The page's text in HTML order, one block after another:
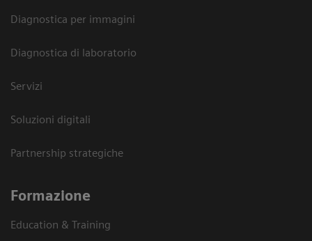
Diagnostica per immagini
Diagnostica di laboratorio
Servizi
Soluzioni digitali
Partnership strategiche
Formazione
Education & Training